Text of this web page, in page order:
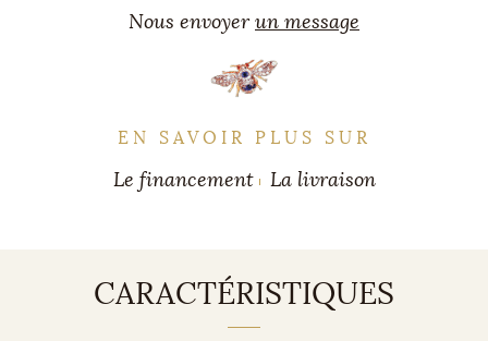
Nous envoyerun message
EN SAVOIR PLUS SUR
Le financement La livraison
CARACTÉRISTIQUES